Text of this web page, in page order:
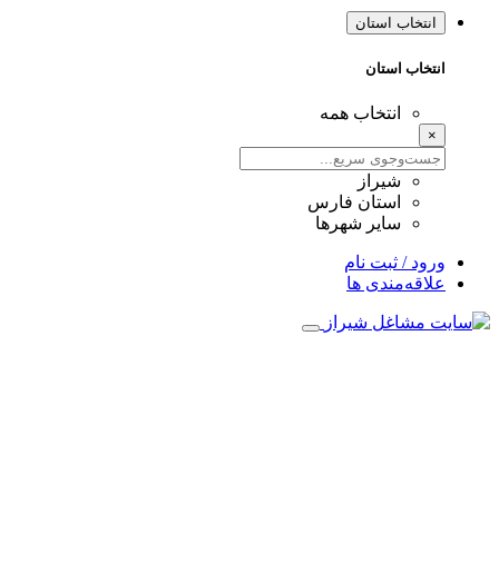
انتخاب استان
انتخاب استان
انتخاب همه
×
شیراز
استان فارس
سایر شهرها
ورود / ثبت نام
علاقه‌مندی ها